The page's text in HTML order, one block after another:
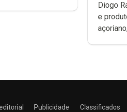
difícil
uma
Diogo
e
Publicidade Classificados